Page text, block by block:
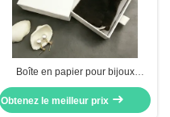
Boîte en papier pour bijoux
personnalisable avec marquage à
chaud, gaufrage et estampage
Obtenez le meilleur prix